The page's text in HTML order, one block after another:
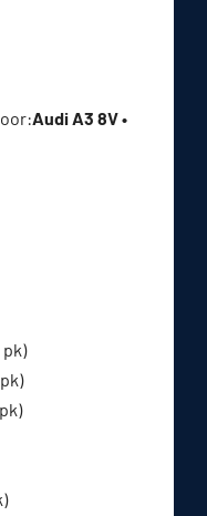
Audi A3 8V •
pk)